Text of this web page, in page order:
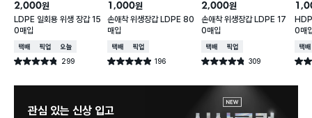
2,000원
LDPE 일회용 위생 장갑 15
0매입
택배배송매장픽업오늘배송
별점 4.8점 299
건 작성
1,000원
손애착 위생장갑 LDPE 80
매입
택배배송매장픽업
별점 4.9점 196
건 작성
2,000원
손애착 위생장갑 LDPE 17
0매입
택배배송매장픽업
별점 4.8점 309
건 작성
0매
택배
별점
관심 있는 신상 입고